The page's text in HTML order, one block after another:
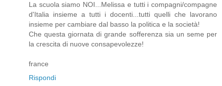
La scuola siamo NOI...Melissa e tutti i compagni/compagne
d'Italia insieme a tutti i docenti...tutti quelli che lavorano
insieme per cambiare dal basso la politica e la società!
Che questa giornata di grande sofferenza sia un seme per
la crescita di nuove consapevolezze!
france
Rispondi